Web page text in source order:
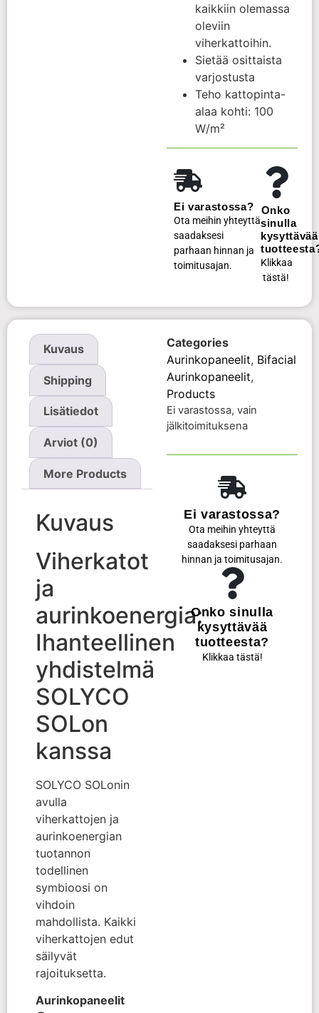
kaikkiin olemassa
oleviin
viherkattoihin.
Sietää osittaista
varjostusta
Teho kattopinta-
alaa kohti: 100
W/m²
Ei varastossa?
Ota meihin yhteyttä
saadaksesi
parhaan hinnan ja
toimitusajan.
Onko
sinulla
kysyttävää
Klikkaa
tästä!
Kuvaus
Shipping
Lisätiedot
Arviot (0)
More Products
Kuvaus
Viherkatot
ja
aurinkoenergia:
Ihanteellinen
yhdistelmä
SOLYCO
SOLon
kanssa
SOLYCO SOLonin
avulla
viherkattojen ja
aurinkoenergian
tuotannon
todellinen
symbioosi on
vihdoin
mahdollista. Kaikki
viherkattojen edut
säilyvät
rajoituksetta.
Aurinkopaneelit
Categories
Aurinkopaneelit, Bifacial
Aurinkopaneelit,
Products
Ei varastossa, vain
jälkitoimituksena
Ei varastossa?
Ota meihin yhteyttä
saadaksesi parhaan
hinnan ja toimitusajan.
Onko sinulla
kysyttävää
tuotteesta?
Klikkaa tästä!